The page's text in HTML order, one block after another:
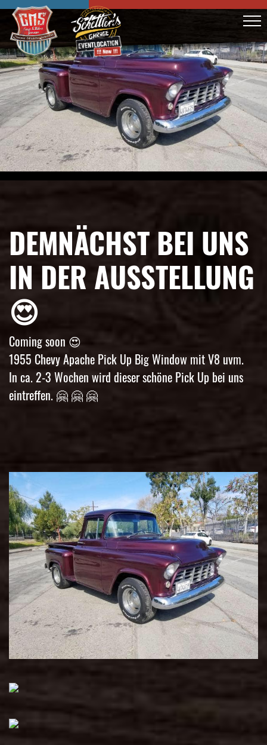
DEMNÄCHST BEI UNS
IN DER AUSSTELLUNG
😍
Coming soon 😍
1955 Chevy Apache Pick Up Big Window mit V8 uvm.
In ca. 2-3 Wochen wird dieser schöne Pick Up bei uns
eintreffen. 🤗 🤗 🤗